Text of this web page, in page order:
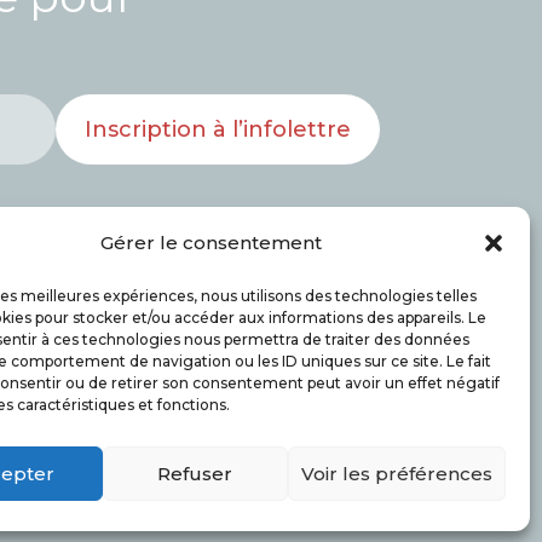
Gérer le consentement
meilleures expériences, nous utilisons des technologies telles
pour stocker et/ou accéder aux informations des appareils. Le
à ces technologies nous permettra de traiter des données
comportement de navigation ou les ID uniques sur ce site. Le fait
ou de retirer son consentement peut avoir un effet négatif
caractéristiques et fonctions.
Refuser Voir les préférences
Inscription à l’infolettre
Bénévoles Actualités Nous joindre